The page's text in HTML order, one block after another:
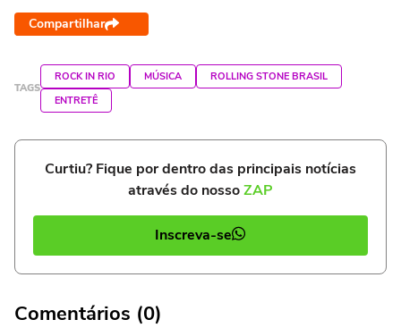
Compartilhar
TAGS
ROCK IN RIO MÚSICA
ROLLING STONE BRASIL
ENTRETÊ
Curtiu? Fique por dentro das principais notícias
através do nossoZAP
Inscreva-se
Comentários (0)